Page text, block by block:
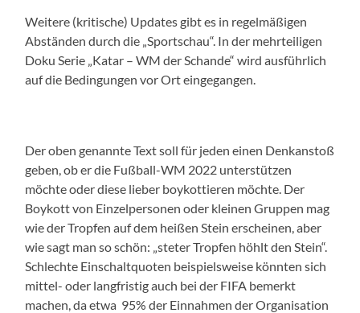
Weitere (kritische) Updates gibt es in regelmäßigen
Abständen durch die „Sportschau“. In der mehrteiligen
Doku Serie „Katar – WM der Schande“ wird ausführlich
auf die Bedingungen vor Ort eingegangen.
Der oben genannte Text soll für jeden einen Denkanstoß
geben, ob er die Fußball-WM 2022 unterstützen
möchte oder diese lieber boykottieren möchte. Der
Boykott von Einzelpersonen oder kleinen Gruppen mag
wie der Tropfen auf dem heißen Stein erscheinen, aber
wie sagt man so schön: „steter Tropfen höhlt den Stein“.
Schlechte Einschaltquoten beispielsweise könnten sich
mittel- oder langfristig auch bei der FIFA bemerkt
machen, da etwa 95% der Einnahmen der Organisation